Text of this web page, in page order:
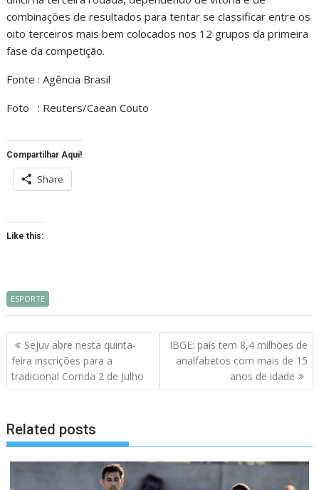
combinações de resultados para tentar se classificar entre os
oito terceiros mais bem colocados nos 12 grupos da primeira
fase da competição.
Fonte : Agência Brasil
Foto : Reuters/Caean Couto
Compartilhar Aqui!
Share
Like this:
ESPORTE
Navegação
de
artigos
Sejuv abre nesta quinta-
feira inscrições para a
tradicional Corrida 2 de Julho
IBGE: país tem 8,4 milhões de
analfabetos com mais de 15
anos de idade
Related posts